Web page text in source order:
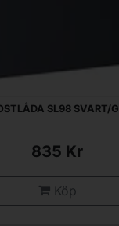
SL98 SVART/
835 Kr
Köp